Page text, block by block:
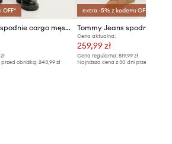
OFF*
Alpha Industries spodnie cargo męskie bawełniane Tactical
przed obniżką:243,99 zł
extra -5% z kodem: OFF*
Tommy Jeans spodnie
Cena aktualna:
259,99 zł
Cena regularna: 519,99 zł
Najniższa cena z 30 dni przed obniżką: